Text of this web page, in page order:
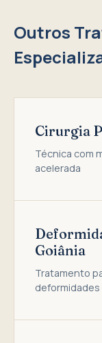
Outros
Cirurgia
Técnica com
acelerada
Goiânia
Tratamento
deformidades